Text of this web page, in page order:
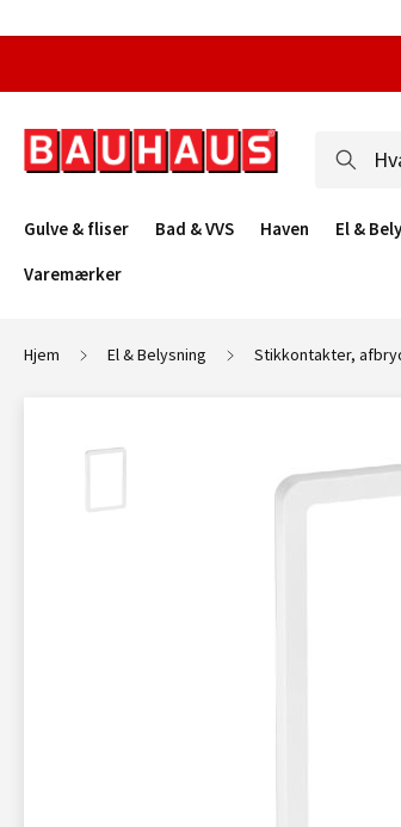
Gulve & fliser Bad & VVS Haven El &
Varemærker
Hjem El & Belysning Stikkontakter,